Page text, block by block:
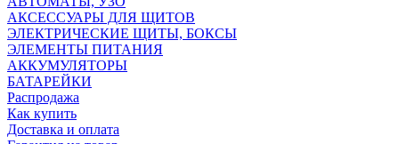
АКСЕССУАРЫ ДЛЯ ЩИТОВ
ЭЛЕКТРИЧЕСКИЕ ЩИТЫ, БОКСЫ
ЭЛЕМЕНТЫ ПИТАНИЯ
АККУМУЛЯТОРЫ
БАТАРЕЙКИ
Распродажа
Как купить
Доставка и оплата